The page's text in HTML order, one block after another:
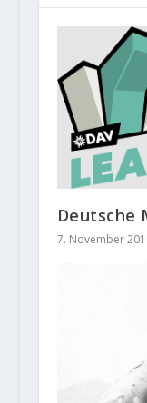
Deutsche
7. November